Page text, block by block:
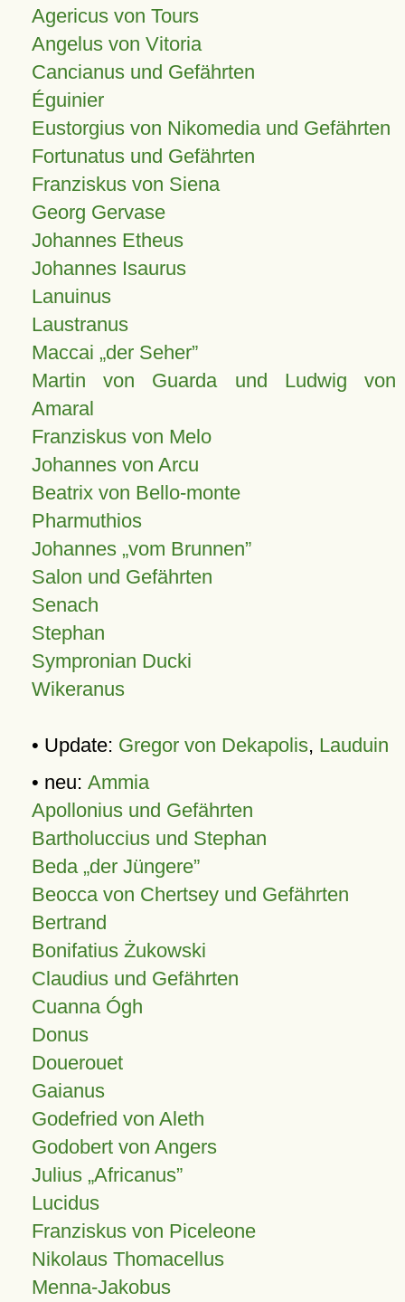
Agericus von Tours
Angelus von Vitoria
Cancianus und Gefährten
Éguinier
Eustorgius von Nikomedia und Gefährten
Fortunatus und Gefährten
Franziskus von Siena
Georg Gervase
Johannes Etheus
Johannes Isaurus
Lanuinus
Laustranus
Maccai „der Seher”
Martin von Guarda und Ludwig von
Amaral
Franziskus von Melo
Johannes von Arcu
Beatrix von Bello-monte
Pharmuthios
Johannes vom Brunnen
Salon und Gefährten
Senach
Stephan
Sympronian Ducki
Wikeranus
• Update: Gregor von Dekapolis, Lauduin
• neu: Ammia
Apollonius und Gefährten
Bartholuccius und Stephan
Beda „der Jüngere”
Beocca von Chertsey und Gefährten
Bertrand
Bonifatius Żukowski
Claudius und Gefährten
Cuanna Ógh
Donus
Douerouet
Gaianus
Godefried von Aleth
Godobert von Angers
Julius Africanus
Lucidus
Franziskus von Piceleone
Nikolaus Thomacellus
Menna-Jakobus